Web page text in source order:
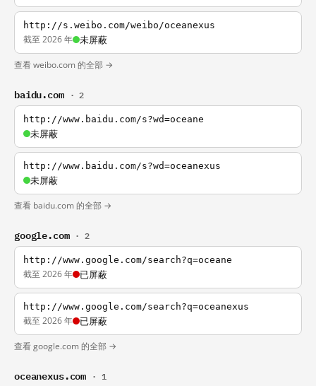
http://s.weibo.com/weibo/oceanexus
截至 2026 年 未屏蔽
查看 weibo.com 的全部 →
baidu.com · 2
http://www.baidu.com/s?wd=oceane
未屏蔽
http://www.baidu.com/s?wd=oceanexus
未屏蔽
查看 baidu.com 的全部 →
google.com · 2
http://www.google.com/search?q=oceane
截至 2026 年 已屏蔽
http://www.google.com/search?q=oceanexus
截至 2026 年 已屏蔽
查看 google.com 的全部 →
oceanexus.com · 1